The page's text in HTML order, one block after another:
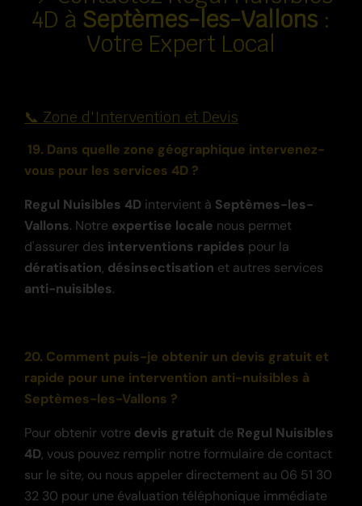
4D à Septèmes-les-Vallons :
Votre Expert Local
📞 Zone d'Intervention et Devis
19. Dans quelle zone géographique intervenez-
vous pour les services 4D ?
Regul Nuisibles 4D intervient à Septèmes-les-
Vallons. Notre expertise locale nous permet
d'assurer des interventions rapides pour la
dératisation, désinsectisation et autres services
anti-nuisibles.
20. Comment puis-je obtenir un devis gratuit et
rapide pour une intervention anti-nuisibles à
Septèmes-les-Vallons ?
Pour obtenir votre devis gratuit de Regul Nuisibles
4D, vous pouvez remplir notre formulaire de contact
sur le site, ou nous appeler directement au 06 51 30
32 30 pour une évaluation téléphonique immédiate